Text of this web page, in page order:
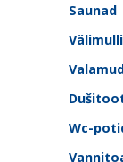
Saunad
Wc-